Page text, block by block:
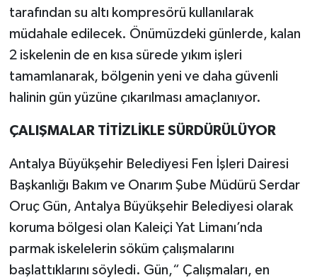
tarafından su altı kompresörü kullanılarak
müdahale edilecek. Önümüzdeki günlerde, kalan
2 iskelenin de en kısa sürede yıkım işleri
tamamlanarak, bölgenin yeni ve daha güvenli
halinin gün yüzüne çıkarılması amaçlanıyor.
ÇALIŞMALAR TİTİZLİKLE SÜRDÜRÜLÜYOR
Antalya Büyükşehir Belediyesi Fen İşleri Dairesi
Başkanlığı Bakım ve Onarım Şube Müdürü Serdar
Oruç Gün, Antalya Büyükşehir Belediyesi olarak
koruma bölgesi olan Kaleiçi Yat Limanı’nda
parmak iskelelerin söküm çalışmalarını
başlattıklarını söyledi. Gün,“ Çalışmaları, en